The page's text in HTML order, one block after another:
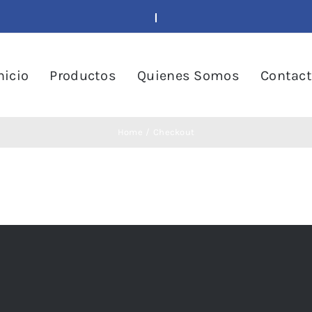
Productos Quienes Somos